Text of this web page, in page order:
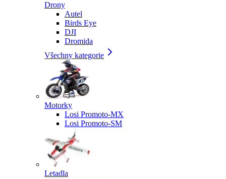
Drony
Autel
Birds Eye
DJI
Dromida
Všechny kategorie
Motorky
Losi Promoto-MX
Losi Promoto-SM
Letadla